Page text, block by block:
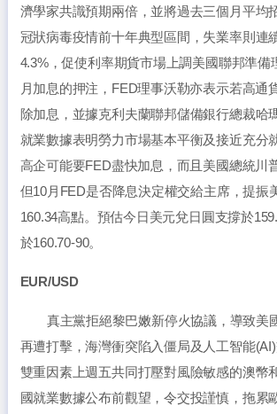
濟學家共識預期兩倍，並將過去三個月平均
冠狀病毒疫情前十年典型區間，失業率則連
4.3%，促使利率期貨市場上調美國聯邦準備
月加息的押注，FED理事沃勒亦表示若高通
除加息，並據克利夫蘭聯邦儲備銀行總裁
就業數據表明勞力市場基本平衡及接近充分
高企可能要FED盡快加息，而且美國總統川
但10月FED是否降息決定權交給主席，提振
160.34高點。預估今日美元兌日圓支撐於
於160.70-90。
EUR/USD
真主黨拒絕黎巴嫩新停火協議，導致美
再遭打擊，海灣衝突陷入僵局及人工智能(AI)
雙重因素上週五共同打壓對風險敏感的澳幣
國就業數據公布前觀望，令交投謹慎，拖累